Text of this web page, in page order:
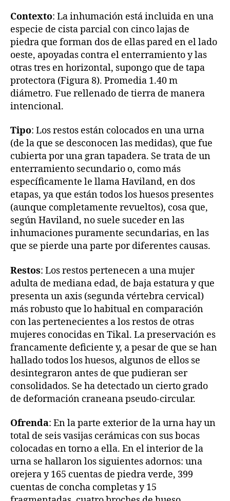
Contexto: La inhumación está incluida en una
especie de cista parcial con cinco lajas de
piedra que forman dos de ellas pared en el lado
oeste, apoyadas contra el enterramiento y las
otras tres en horizontal, supongo que de tapa
protectora (Figura 8). Promedia 1.40 m
diámetro. Fue rellenado de tierra de manera
intencional.
Tipo: Los restos están colocados en una urna
(de la que se desconocen las medidas), que fue
cubierta por una gran tapadera. Se trata de un
enterramiento secundario o, como más
específicamente le llama Haviland, en dos
etapas, ya que están todos los huesos presentes
(aunque completamente revueltos), cosa que,
según Haviland, no suele suceder en las
inhumaciones puramente secundarias, en las
que se pierde una parte por diferentes causas.
Restos: Los restos pertenecen a una mujer
adulta de mediana edad, de baja estatura y que
presenta un axis (segunda vértebra cervical)
más robusto que lo habitual en comparación
con las pertenecientes a los restos de otras
mujeres conocidas en Tikal. La preservación es
francamente deficiente y, a pesar de que se han
hallado todos los huesos, algunos de ellos se
desintegraron antes de que pudieran ser
consolidados. Se ha detectado un cierto grado
de deformación craneana pseudo-circular.
Ofrenda: En la parte exterior de la urna hay un
total de seis vasijas cerámicas con sus bocas
colocadas en torno a ella. En el interior de la
urna se hallaron los siguientes adornos: una
orejera y 165 cuentas de piedra verde, 399
cuentas de concha completas y 15